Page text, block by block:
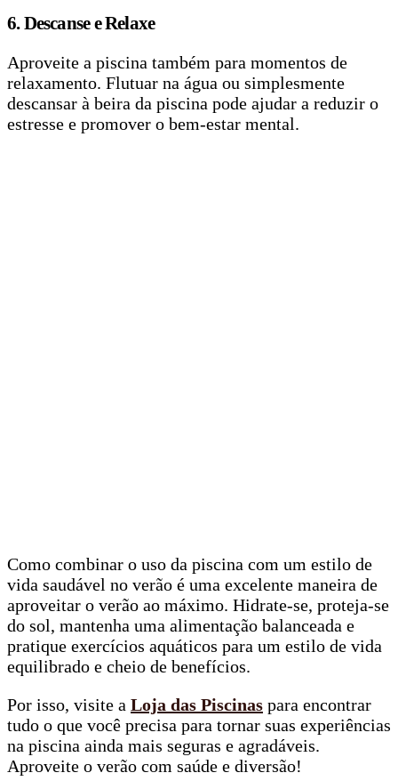
6. Descanse e Relaxe
Aproveite a piscina também para momentos de
relaxamento. Flutuar na água ou simplesmente
descansar à beira da piscina pode ajudar a reduzir o
estresse e promover o bem-estar mental.
Como combinar o uso da piscina com um estilo de
vida saudável no verão é uma excelente maneira de
aproveitar o verão ao máximo. Hidrate-se, proteja-se
do sol, mantenha uma alimentação balanceada e
pratique exercícios aquáticos para um estilo de vida
equilibrado e cheio de benefícios.
Por isso, visite a Loja das Piscinas para encontrar
tudo o que você precisa para tornar suas experiências
na piscina ainda mais seguras e agradáveis.
Aproveite o verão com saúde e diversão!